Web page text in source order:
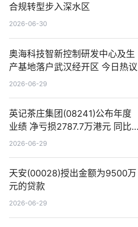
合规转型步入深水区
2026-06-30
奥海科技智新控制研发中心及生
产基地落户武汉经开区 今日热议
2026-06-29
英记茶庄集团(08241)公布年度
业绩 净亏损2787.7万港元 同比
扩大65.15% 焦点速读
2026-06-29
天安(00028)授出金额为9500万
元的贷款
2026-06-29